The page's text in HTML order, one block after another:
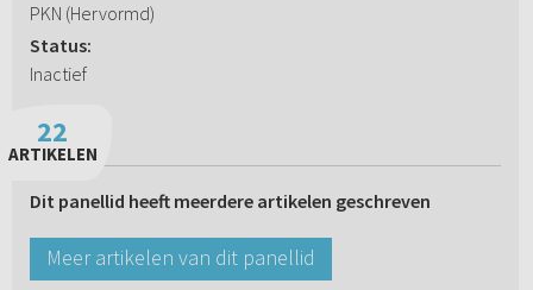
PKN (Hervormd)
Status:
Inactief
22
ARTIKELEN
Dit panellid heeft meerdere artikelen geschreven
Meer artikelen van dit panellid